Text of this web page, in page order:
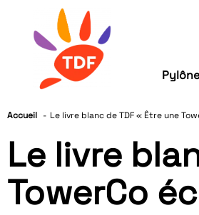
Accueil Le livre blanc de TDF « Être une
Le livre
TowerCo